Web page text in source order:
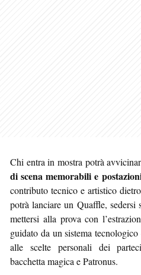
Chi entra in mostra potrà
di scena memorabili e
contributo tecnico e artistico
potrà lanciare un Quaffle,
mettersi alla prova con
guidato da un sistema tecnologico
alle scelte personali dei
bacchetta magica e Patronus.